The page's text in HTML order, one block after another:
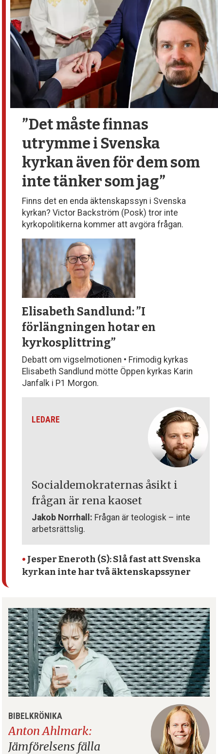
”Det måste finnas
utrymmei Svenska
kyrkan även för demsom
inte tänker som jag”
Finns det en enda äktenskapssyn i Svenska
kyrkan? Victor Backström (Posk) tror inte
kyrkopolitikerna kommer att avgöra frågan.
Elisabeth Sandlund: ”I
förlängningen hotar en
kyrkosplittring”
Debatt om vigselmotionen • Frimodig kyrkas
Elisabeth Sandlund mötte Öppen kyrkas Karin
Janfalk i P1 Morgon.
LEDARE
Socialdemokraternas åsikt i
frågan är rena kaoset
Jakob Norrhall: Frågan är teologisk – inte
arbetsrättslig.
• Jesper Eneroth (S): Slå fast att Svenska
kyrkan inte har två äktenskapssyner
BIBELKRÖNIKA
Anton Ahlmark:
Jämförelsens fälla